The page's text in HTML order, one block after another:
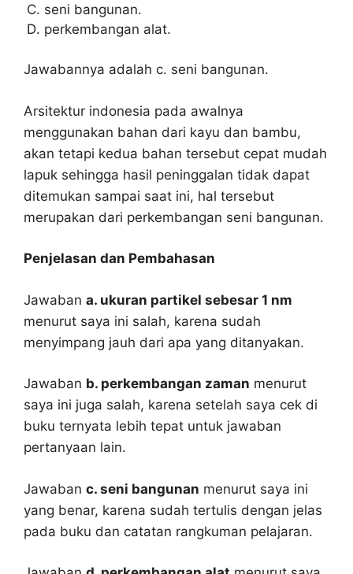
seni bangunan.
perkembangan alat.
Jawabannya adalah c. seni bangunan.
Arsitektur indonesia pada awalnya
menggunakan bahan dari kayu dan bambu,
akan tetapi kedua bahan tersebut cepat mudah
lapuk sehingga hasil peninggalan tidak dapat
ditemukan sampai saat ini, hal tersebut
merupakan dari perkembangan seni bangunan.
Penjelasan dan Pembahasan
Jawaban a. ukuran partikel sebesar 1 nm
menurut saya ini salah, karena sudah
menyimpang jauh dari apa yang ditanyakan.
Jawaban b. perkembangan zaman menurut
saya ini juga salah, karena setelah saya cek di
buku ternyata lebih tepat untuk jawaban
pertanyaan lain.
Jawaban c. seni bangunan menurut saya ini
yang benar, karena sudah tertulis dengan jelas
pada buku dan catatan rangkuman pelajaran.